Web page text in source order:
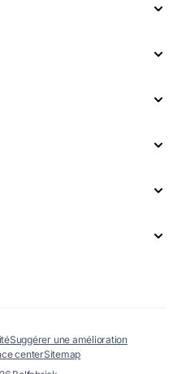
Suggérer une amélioration
centerSitemap